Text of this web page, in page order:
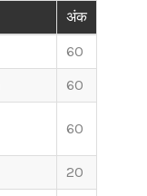
अंक
60
60
60
20